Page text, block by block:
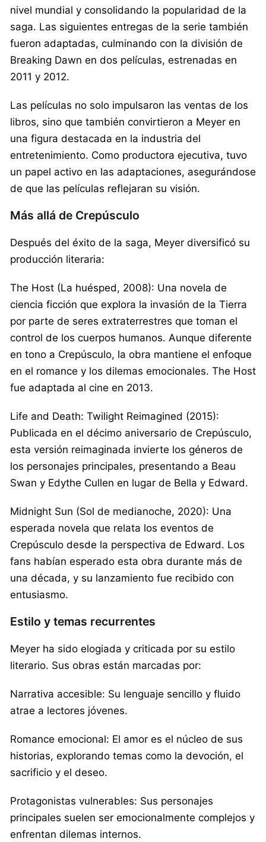
nivel mundial y consolidando la popularidad de la
saga. Las siguientes entregas de la serie también
fueron adaptadas, culminando con la división de
Breaking Dawn en dos películas, estrenadas en
2011 y 2012.
Las películas no solo impulsaron las ventas de los
libros, sino que también convirtieron a Meyer en
una figura destacada en la industria del
entretenimiento. Como productora ejecutiva, tuvo
un papel activo en las adaptaciones, asegurándose
de que las películas reflejaran su visión.
Más allá de Crepúsculo
Después del éxito de la saga, Meyer diversificó su
producción literaria:
The Host (La huésped, 2008): Una novela de
ciencia ficción que explora la invasión de la Tierra
por parte de seres extraterrestres que toman el
control de los cuerpos humanos. Aunque diferente
en tono a Crepúsculo, la obra mantiene el enfoque
en el romance y los dilemas emocionales. The Host
fue adaptada al cine en 2013.
Life and Death: Twilight Reimagined (2015):
Publicada en el décimo aniversario de Crepúsculo,
esta versión reimaginada invierte los géneros de
los personajes principales, presentando a Beau
Swan y Edythe Cullen en lugar de Bella y Edward.
Midnight Sun (Sol de medianoche, 2020): Una
esperada novela que relata los eventos de
Crepúsculo desde la perspectiva de Edward. Los
fans habían esperado esta obra durante más de
una década, y su lanzamiento fue recibido con
entusiasmo.
Estilo y temas recurrentes
Meyer ha sido elogiada y criticada por su estilo
literario. Sus obras están marcadas por:
Narrativa accesible: Su lenguaje sencillo y fluido
atrae a lectores jóvenes.
Romance emocional: El amor es el núcleo de sus
historias, explorando temas como la devoción, el
sacrificio y el deseo.
Protagonistas vulnerables: Sus personajes
principales suelen ser emocionalmente complejos y
enfrentan dilemas internos.